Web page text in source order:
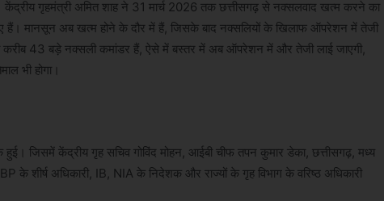
गृहमंत्री अमित शाह ने 31 मार्च 2026 तक छत्तीसगढ़ से नक्सलवाद खत्म करने का
हैं। मानसून अब खत्म होने के दौर में हैं, जिसके बाद नक्सलियों के खिलाफ ऑपरेशन में तेजी
करीब 43 बड़े नक्सली कमांडर हैं, ऐसे में बस्तर में अब ऑपरेशन में और तेजी लाई जाएगी,
भी होगा।
हुई। जिसमें केंद्रीय गृह सचिव गोविंद मोहन, आईबी चीफ तपन कुमार डेका, छत्तीसगढ़, मध्य
के शीर्ष अधिकारी, IB, NIA के निदेशक और राज्यों के गृह विभाग के वरिष्ठ अधिकारी